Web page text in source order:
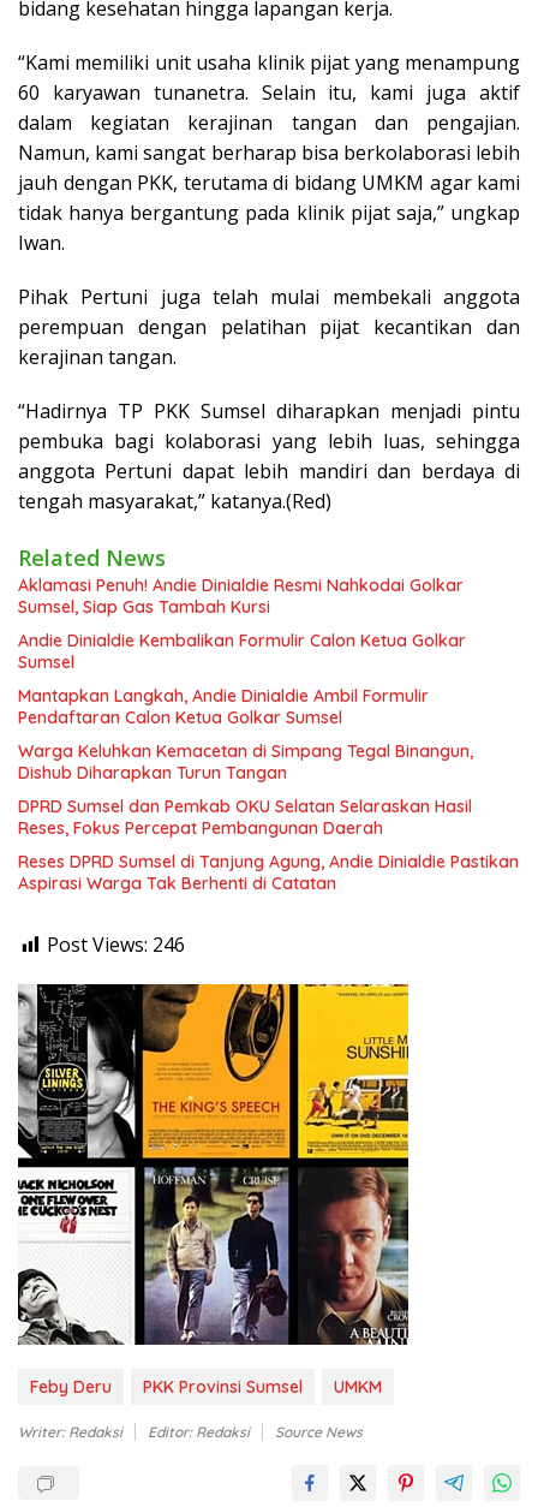
bidang kesehatan hingga lapangan kerja.
“Kami memiliki unit usaha klinik pijat yang menampung
60 karyawan tunanetra. Selain itu, kami juga aktif
dalam kegiatan kerajinan tangan dan pengajian.
Namun, kami sangat berharap bisa berkolaborasi lebih
jauh dengan PKK, terutama di bidang UMKM agar kami
tidak hanya bergantung pada klinik pijat saja,” ungkap
Iwan.
Pihak Pertuni juga telah mulai membekali anggota
perempuan dengan pelatihan pijat kecantikan dan
kerajinan tangan.
“Hadirnya TP PKK Sumsel diharapkan menjadi pintu
pembuka bagi kolaborasi yang lebih luas, sehingga
anggota Pertuni dapat lebih mandiri dan berdaya di
tengah masyarakat,” katanya.(Red)
Related News
Aklamasi Penuh! Andie Dinialdie Resmi Nahkodai Golkar
Sumsel, Siap Gas Tambah Kursi
Andie Dinialdie Kembalikan Formulir Calon Ketua Golkar
Sumsel
Mantapkan Langkah, Andie Dinialdie Ambil Formulir
Pendaftaran Calon Ketua Golkar Sumsel
Warga Keluhkan Kemacetan di Simpang Tegal Binangun,
Dishub Diharapkan Turun Tangan
DPRD Sumsel dan Pemkab OKU Selatan Selaraskan Hasil
Reses, Fokus Percepat Pembangunan Daerah
Reses DPRD Sumsel di Tanjung Agung, Andie Dinialdie Pastikan
Aspirasi Warga Tak Berhenti di Catatan
Post Views: 246
Feby Deru PKK Provinsi Sumsel UMKM
Writer: Redaksi Editor: Redaksi Source News